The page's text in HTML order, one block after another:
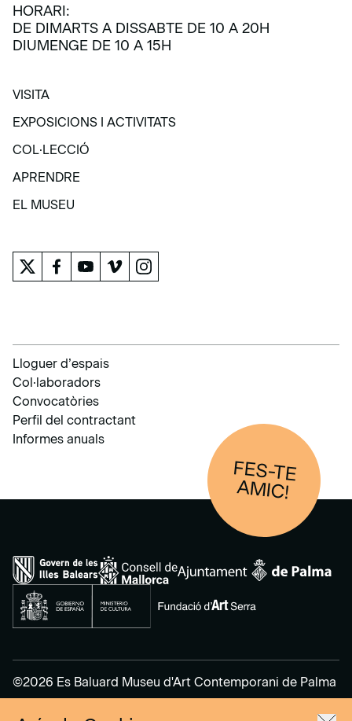
HORARI:
DE DIMARTS A DISSABTE DE 10 A 20H
DIUMENGE DE 10 A 15H
VISITA
EXPOSICIONS I ACTIVITATS
EXPOSICIONS I ACTIVITATS
COL·LECCIÓ
APRENDRE
EL MUSEU
Lloguer d’espais
Col·laboradors
Convocatòries
Perfil del contractant
Informes anuals
FES-TE
AM
IC!
©2026 Es Baluard Museu d'Art Contemporani de Palma